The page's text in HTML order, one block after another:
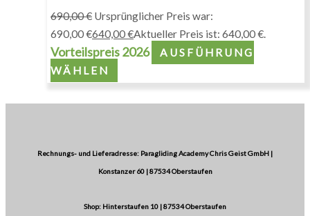
690,00€ Ursprünglicher Preis war:
690,00 €640,00€Aktueller Preis ist: 640,00 €.
Vorteilspreis 2026
AUSFÜHRUNG
WÄHLEN
Rechnungs- und Lieferadresse: Paragliding Academy Chris Geist GmbH |
Konstanzer 60 | 87534 Oberstaufen
Shop: Hinterstaufen 10 | 87534 Oberstaufen